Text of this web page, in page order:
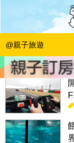
@親子旅遊
搜尋目前位置》
話題： 親子活動＆